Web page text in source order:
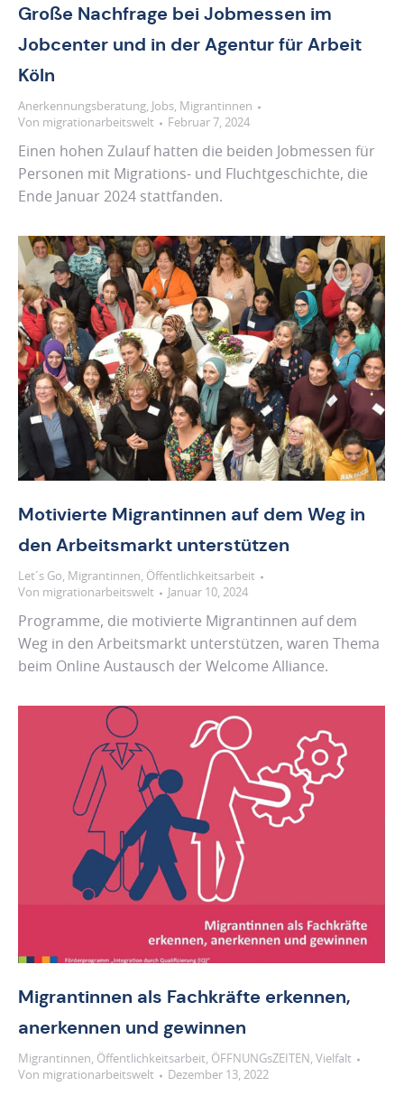
Große Nachfrage bei Jobmessen im
Jobcenter und in der Agentur für Arbeit
Köln
Anerkennungsberatung, Jobs, Migrantinnen
Von migrationarbeitswelt Februar 7, 2024
Einen hohen Zulauf hatten die beiden Jobmessen für
Personen mit Migrations- und Fluchtgeschichte, die
Ende Januar 2024 stattfanden.
Motivierte Migrantinnen auf dem Weg in
den Arbeitsmarkt unterstützen
Let´s Go, Migrantinnen, Öffentlichkeitsarbeit
Von migrationarbeitswelt Januar 10, 2024
Programme, die motivierte Migrantinnen auf dem
Weg in den Arbeitsmarkt unterstützen, waren Thema
beim Online Austausch der Welcome Alliance.
Migrantinnen als Fachkräfte erkennen,
anerkennen und gewinnen
Migrantinnen Öffentlichkeitsarbeit ÖFFNUNGsZEITEN
Vielfalt
Von migrationarbeitswelt Dezember 13, 2022